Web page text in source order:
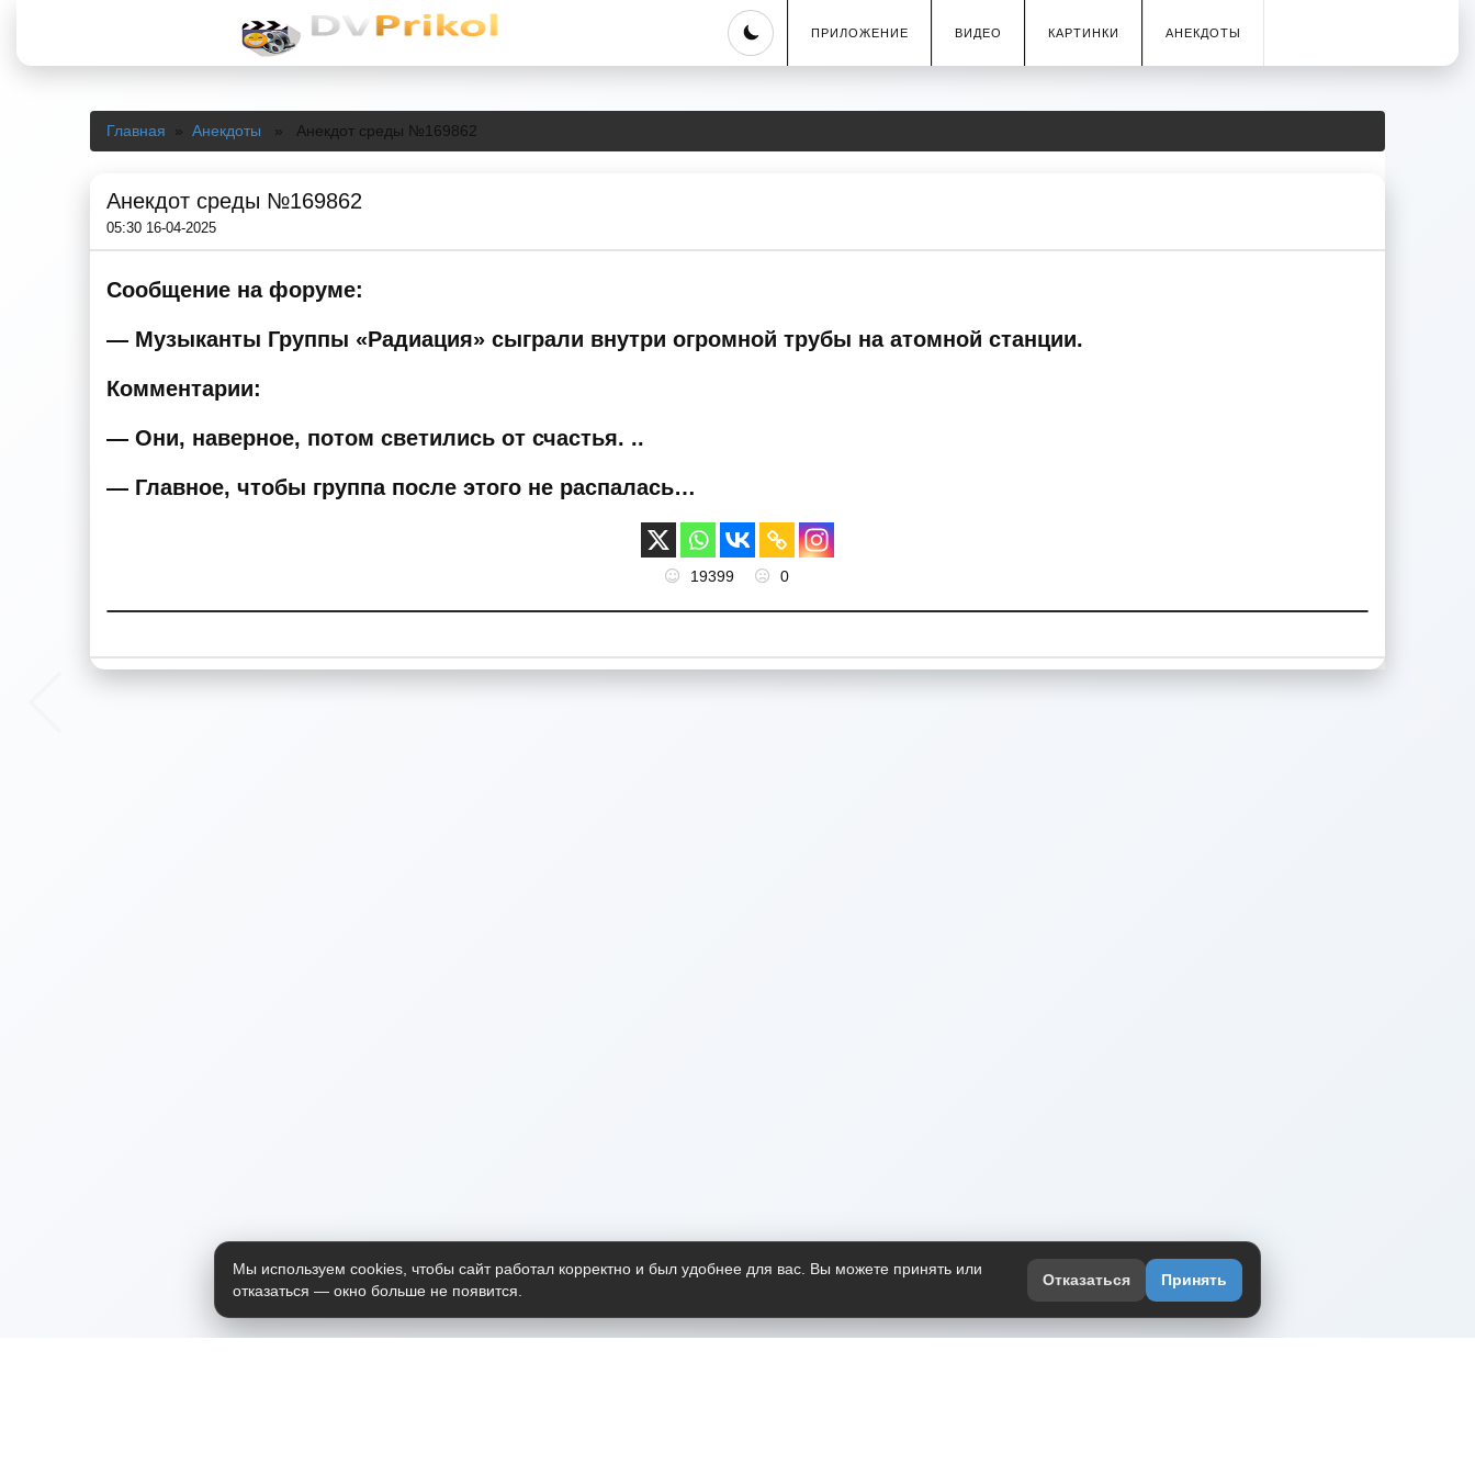
Skip
ПРИЛОЖЕНИЕ ВИДЕО КАРТИНКИ АНЕКДОТЫ
Главная » Анекдоты » Анекдот среды №169862
Анекдот среды №169862
05:30 16-04-2025
Сообщение на форуме:
— Музыканты Группы «Радиация» сыграли внутри огромной трубы на атомной станции.
Комментарии:
— Они, наверное, потом светились от счастья. ..
— Главное, чтобы группа после этого не распалась…
19399 0
Мы используем cookies, чтобы сайт работал корректно и был удобнее для вас. Вы можете принять или
отказаться — окно больше не появится.
Отказаться Принять